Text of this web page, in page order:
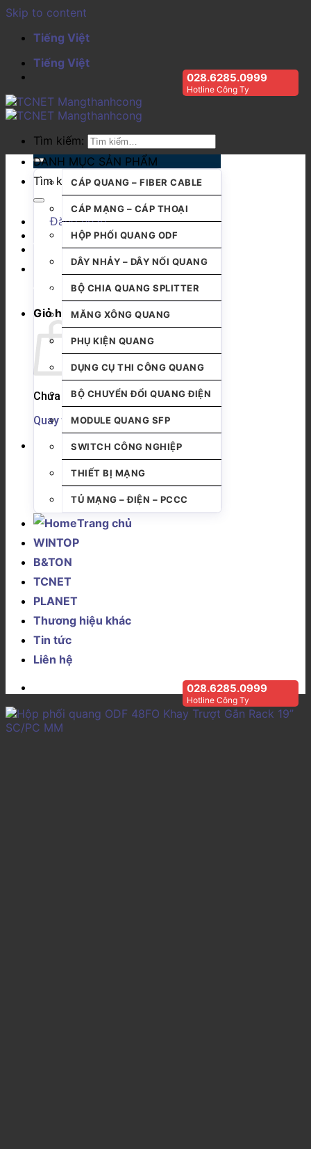
Skip to content
Tiếng Việt
Tiếng Việt
028.6285.0999
Hotline Công Ty
Tìm kiếm:
Tìm kiếm:
Đăng nhập
Giỏ hàng
Chưa có sản phẩm trong giỏ hàng.
Quay trở lại cửa hàng
DANH MỤC SẢN PHẨM
CÁP QUANG – FIBER CABLE
CÁP MẠNG – CÁP THOẠI
HỘP PHỐI QUANG ODF
DÂY NHẢY – DÂY NỐI QUANG
BỘ CHIA QUANG SPLITTER
MĂNG XÔNG QUANG
PHỤ KIỆN QUANG
DỤNG CỤ THI CÔNG QUANG
BỘ CHUYỂN ĐỔI QUANG ĐIỆN
MODULE QUANG SFP
SWITCH CÔNG NGHIỆP
THIẾT BỊ MẠNG
TỦ MẠNG – ĐIỆN – PCCC
Trang chủ
WINTOP
B&TON
TCNET
PLANET
Thương hiệu khác
Tin tức
Liên hệ
028.6285.0999
Hotline Công Ty